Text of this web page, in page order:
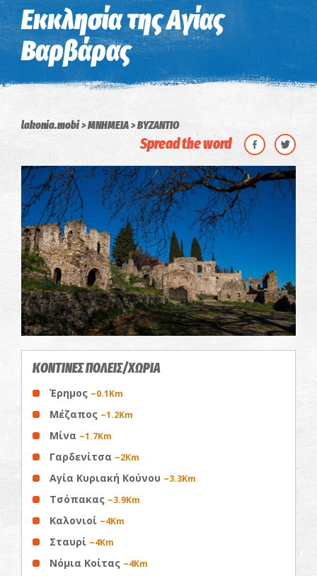
Η εικόνα ενδέχεται να υπόκειται σε πνευματικά δικαιώματα Όροι
Εκκλησία της Αγίας
Βαρβάρας
lakonia.mobi ΜΝΗΜΕΙΑ ΒΥΖΑΝΤΙΟ
Spread the word
ΚΟΝΤΙΝΕΣ ΠΟΛΕΙΣ/ΧΩΡΙΑ
Έρημος ~0.1Km
Μέζαπος ~1.2Km
Μίνα ~1.7Km
Γαρδενίτσα ~2Km
Αγία Κυριακή Κούνου ~3.3Km
Τσόπακας ~3.9Km
Καλονιοί ~4Km
Σταυρί ~4Km
Νόμια Κοίτας ~4Km